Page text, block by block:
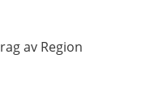
av Region